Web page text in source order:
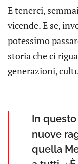
E tenerci,
vicende. E se,
potessimo
storia che ci
generazioni,
In
nuove
quella